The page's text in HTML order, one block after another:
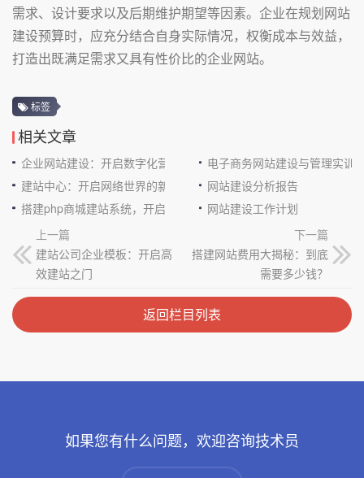
需求、设计要求以及后期维护期望等因素。企业在规划网站
建设预算时，应充分结合自身实际情况，权衡成本与效益，
打造出既满足需求又具有性价比的企业网站。
标签
相关文章
企业网站建设：开启数字化营销新征程电子商务网站建设与管理实训
建站中心：开启网络世界的新大门
网站建设分析报告
搭建php商城建站系统，开启电商新征程网站建设工作计划
上一篇
建站公司企业模板：开启高
效建站之门
下一篇
搭建网站费用大揭秘：到底
需要多少钱？
返回栏目列表
如果您有什么问题，欢迎咨询技术员